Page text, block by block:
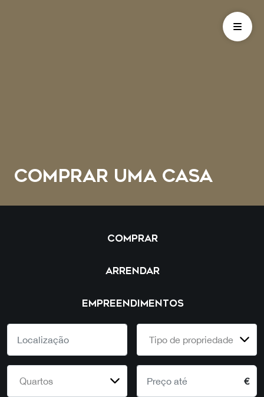
COMPRAR UMA CASA
COMPRAR
ARRENDAR
EMPREENDIMENTOS
Tipo de propriedade
Quartos €